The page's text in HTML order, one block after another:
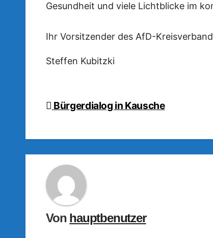
Gesundheit und viele Lichtblicke im
Ihr Vorsitzender des AfD-
Steffen Kubitzki
Beitragsnavigation
Bürgerdialog in Kausche
Von hauptbenutzer